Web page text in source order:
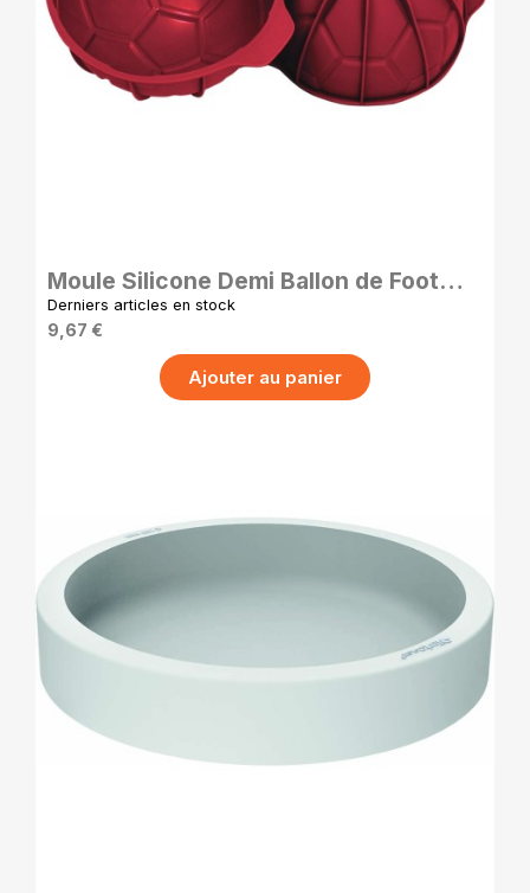
Moule Silicone Demi Ballon de Foot
pour Pâtisserie et Chocolat
Derniers articles en stock
9,67 €
Ajouter au panier